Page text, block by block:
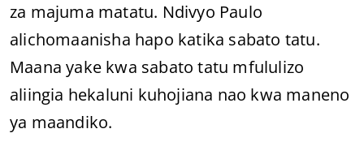
za majuma matatu. Ndivyo Paulo
alichomaanisha hapo katika sabato tatu.
Maana yake kwa sabato tatu mfululizo
aliingia hekaluni kuhojiana nao kwa maneno
ya maandiko.